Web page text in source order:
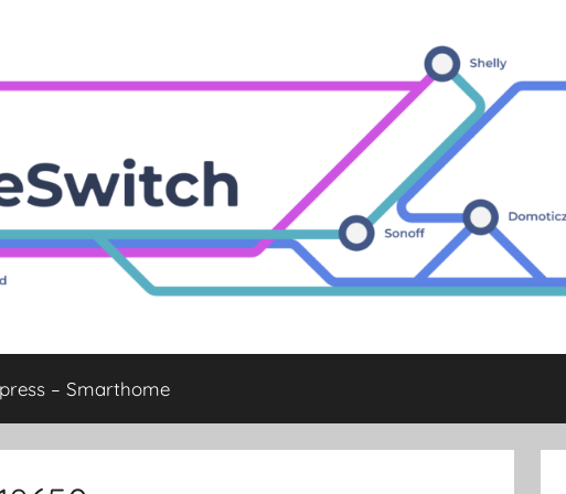
– Smarthome